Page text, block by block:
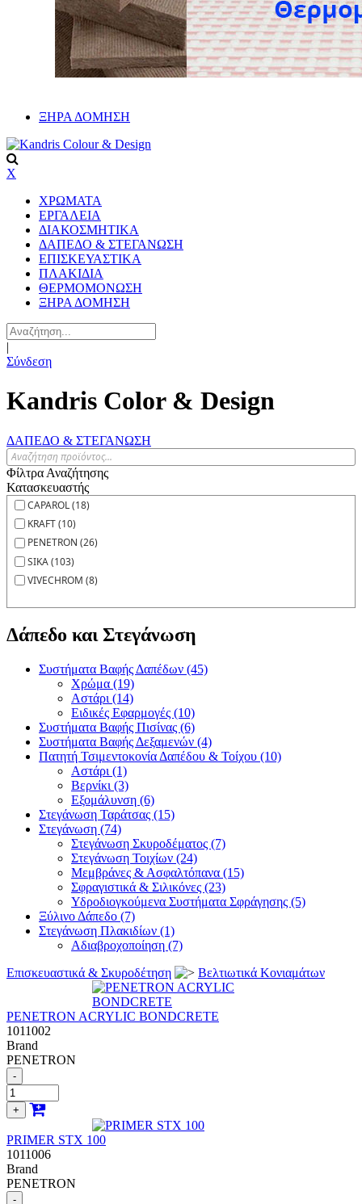
ΞΗΡΑ ΔΟΜΗΣΗ
X
ΧΡΩΜΑΤΑ
ΕΡΓΑΛΕΙΑ
ΔΙΑΚΟΣΜΗΤΙΚΑ
ΔΑΠΕΔΟ & ΣΤΕΓΑΝΩΣΗ
ΕΠΙΣΚΕΥΑΣΤΙΚΑ
ΠΛΑΚΙΔΙA
ΘΕΡΜΟΜΟΝΩΣΗ
ΞΗΡΑ ΔΟΜΗΣΗ
|
Σύνδεση
Kandris Color & Design
ΔΑΠΕΔΟ & ΣΤΕΓΑΝΩΣΗ
Φίλτρα Αναζήτησης
Κατασκευαστής
CAPAROL (18)
KRAFT (10)
PENETRON (26)
SIKA (103)
VIVECHROM (8)
Δάπεδο και Στεγάνωση
Συστήματα Βαφής Δαπέδων (45)
Χρώμα (19)
Αστάρι (14)
Ειδικές Εφαρμογές (10)
Συστήματα Βαφής Πισίνας (6)
Συστήματα Βαφής Δεξαμενών (4)
Πατητή Τσιμεντοκονία Δαπέδου & Τοίχου (10)
Αστάρι (1)
Βερνίκι (3)
Εξομάλυνση (6)
Στεγάνωση Ταράτσας (15)
Στεγάνωση (74)
Στεγάνωση Σκυροδέματος (7)
Στεγάνωση Τοιχίων (24)
Μεμβράνες & Ασφαλτόπανα (15)
Σφραγιστικά & Σιλικόνες (23)
Υδροδιογκούμενα Συστήματα Σφράγησης (5)
Ξύλινο Δάπεδο (7)
Στεγάνωση Πλακιδίων (1)
Αδιαβροχοποίηση (7)
Επισκευαστικά & Σκυροδέτηση
Βελτιωτικά Κονιαμάτων
PENETRON ACRYLIC BONDCRETE
1011002
Brand
PENETRON
-
+
PRIMER STX 100
1011006
Brand
PENETRON
-